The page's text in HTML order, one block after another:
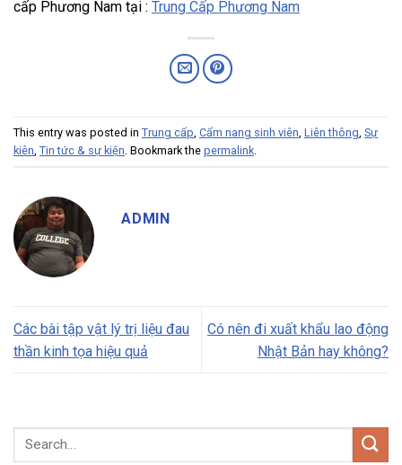
cấp Phương Nam tại : Trung Cấp Phương Nam
This entry was posted in Trung cấp Cẩm nang sinh viên Liên thông Sự
kiên Tin tức & sự kiện . Bookmark the permalink
ADMIN
Các bài tập vật lý trị liệu đau
thần kinh tọa hiệu quả
Có nên đi xuất khẩu lao động
Nhật Bản hay không?